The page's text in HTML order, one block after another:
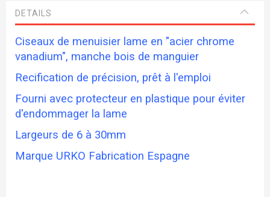
DETAILS
Ciseaux de menuisier lame en "acier chrome
vanadium", manche bois de manguier
Recification de précision, prêt à l'emploi
Fourni avec protecteur en plastique pour éviter
d'endommager la lame
Largeurs de 6 à 30mm
Marque URKO Fabrication Espagne